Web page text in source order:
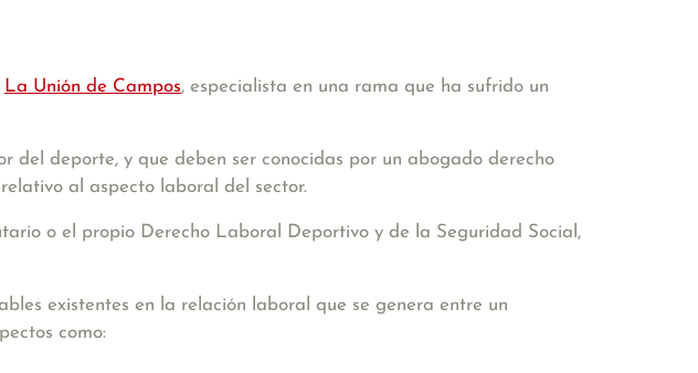
La Unión de Campos, especialista en una rama que ha sufrido un
del deporte, y que deben ser conocidas por un abogado derecho
al aspecto laboral del sector.
o el propio Derecho Laboral Deportivo y de la Seguridad Social,
existentes en la relación laboral que se genera entre un
como: